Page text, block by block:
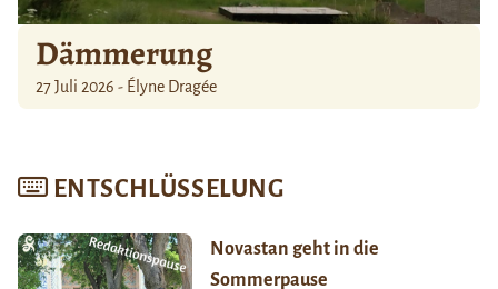
Dämmerung
27 Juli 2026 - Élyne Dragée
ENTSCHLÜSSELUNG
Novastan geht in die
Sommerpause